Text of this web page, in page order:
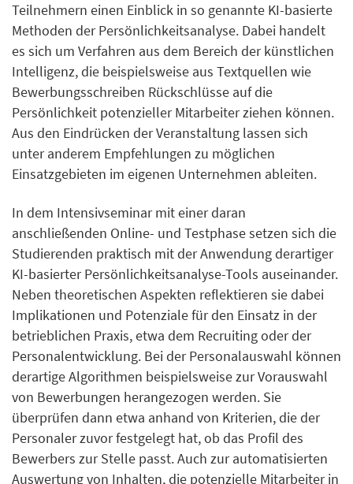
Teilnehmern einen Einblick in so genannte KI-basierte
Methoden der Persönlichkeitsanalyse. Dabei handelt
es sich um Verfahren aus dem Bereich der künstlichen
Intelligenz, die beispielsweise aus Textquellen wie
Bewerbungsschreiben Rückschlüsse auf die
Persönlichkeit potenzieller Mitarbeiter ziehen können.
Aus den Eindrücken der Veranstaltung lassen sich
unter anderem Empfehlungen zu möglichen
Einsatzgebieten im eigenen Unternehmen ableiten.
In dem Intensivseminar mit einer daran
anschließenden Online- und Testphase setzen sich die
Studierenden praktisch mit der Anwendung derartiger
KI-basierter Persönlichkeitsanalyse-Tools auseinander.
Neben theoretischen Aspekten reflektieren sie dabei
Implikationen und Potenziale für den Einsatz in der
betrieblichen Praxis, etwa dem Recruiting oder der
Personalentwicklung. Bei der Personalauswahl können
derartige Algorithmen beispielsweise zur Vorauswahl
von Bewerbungen herangezogen werden. Sie
überprüfen dann etwa anhand von Kriterien, die der
Personaler zuvor festgelegt hat, ob das Profil des
Bewerbers zur Stelle passt. Auch zur automatisierten
Auswertung von Inhalten, die potenzielle Mitarbeiter in